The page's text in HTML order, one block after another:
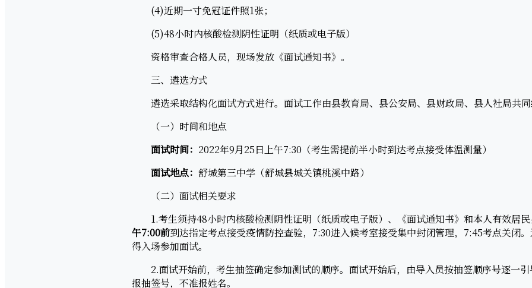
(4)近期一寸免冠证件照1张；
(5)48小时内核酸检测阴性证明（纸质或电子版）
资格审查合格人员，现场发放《面试通知书》。
三、遴选方式
遴选采取结构化面试方式进行。面试工作由县教育局、县公安局、县财政局、县人社局共同
（一）时间和地点
面试时间： 2022年9月25日上午7:30（考生需提前半小时到达考点接受体温测量）
面试地点： 舒城第三中学（舒城县城关镇桃溪中路）
（二）面试相关要求
1.考生须持48小时内核酸检测阴性证明（纸质或电子版）、《面试通知书》和本人有效居
午7:00前到达指定考点接受疫情防控查验，7:30进入候考室接受集中封闭管理，7:45考点关闭
得入场参加面试。
2.面试开始前，考生抽签确定参加测试的顺序。面试开始后，由导入员按抽签顺序号逐一引
报抽签号，不准报姓名。